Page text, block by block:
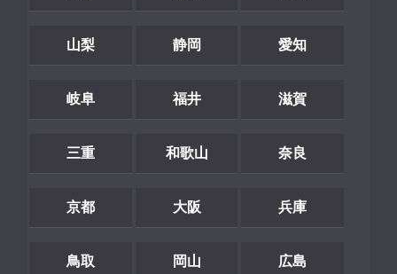
山梨 静岡 愛知
岐阜 福井 滋賀
三重 和歌山 奈良
京都 大阪 兵庫
鳥取 岡山 広島